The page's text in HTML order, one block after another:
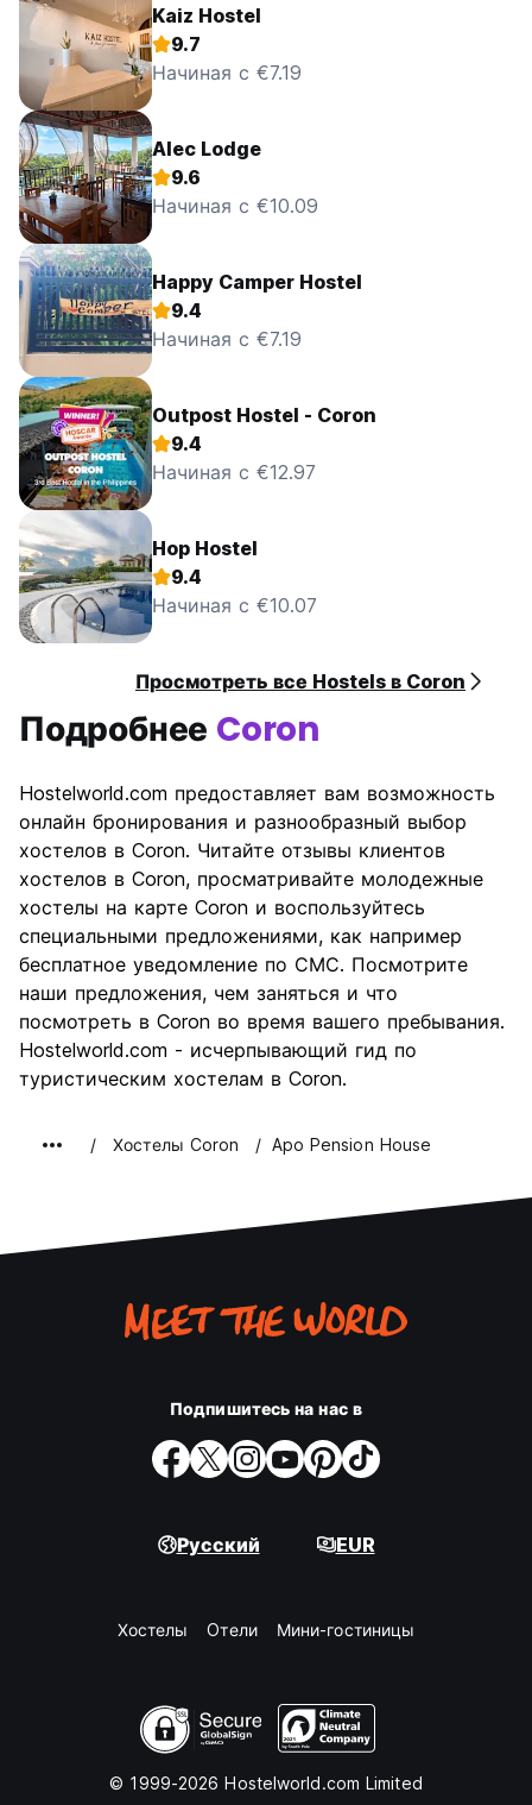
Kaiz Hostel
9.7
Начиная с €7.19
Alec Lodge
9.6
Начиная с €10.09
Happy Camper Hostel
9.4
Начиная с €7.19
Outpost Hostel - Coron
9.4
Начиная с €12.97
Hop Hostel
9.4
Начиная с €10.07
Просмотреть все Hostels в Coron
Подробнее Coron
Hostelworld.com предоставляет вам возможность
онлайн бронирования и разнообразный выбор
хостелов в Coron. Читайте отзывы клиентов
хостелов в Coron, просматривайте молодежные
хостелы на карте Coron и воспользуйтесь
специальными предложениями, как например
бесплатное уведомление по СМС. Посмотрите
наши предложения, чем заняться и что
посмотреть в Coron во время вашего пребывания.
Hostelworld.com - исчерпывающий гид по
туристическим хостелам в Coron.
Хостелы Coron Apo Pension House
Подпишитесь на нас в
Русский EUR
Хостелы Oтели Мини-гостиницы
© 1999-2026 Hostelworld.com Limited